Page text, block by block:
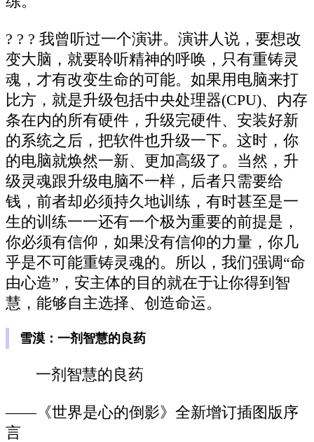
? ? ? 我曾听过一个演讲。演讲人说，要想改
变大脑，就要聆听精神的呼唤，只有重铸灵
魂，才有改变生命的可能。如果用电脑来打
比方，就是升级包括中央处理器(CPU)、内存
条在内的所有硬件，升级完硬件、安装好新
的系统之后，把软件也升级一下。这时，你
的电脑就焕然一新、更加高级了。当然，升
级灵魂跟升级电脑不一样，后者只需要给
钱，前者却必须持久地训练，有时甚至是一
生的训练一一还有一个极为重要的前提是，
你必须有信仰，如果没有信仰的力量，你几
乎是不可能重铸灵魂的。所以，我们强调“命
由心造”，安主体的目的就在于让你得到智
慧，能够自主选择、创造命运。
雪漠：一剂智慧的良药
一剂智慧的良药
——《世界是心的倒影》全新增订插图版序
言